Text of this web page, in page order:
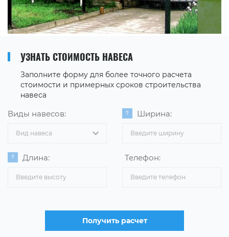
УЗНАТЬ СТОИМОСТЬ НАВЕСА
Заполните форму для более точного расчета
стоимости и примерных сроков строительства
навеса
Виды навесов:
Вид навеса
Ширина:
Длина: Телефон:
Получить расчет